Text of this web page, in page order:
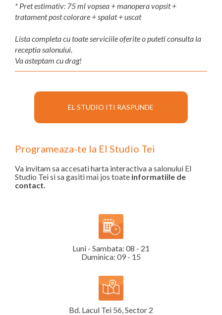
* Pret estimativ: 75 ml vopsea + manopera vopsit +
tratament post colorare + spalat + uscat
Lista completa cu toate serviciile oferite o puteti consulta la
receptia salonului.
Va asteptam cu drag!
EL STUDIO ITI RASPUNDE
Programeaza-te la El Studio Tei
Va invitam sa accesati harta interactiva a salonului El
Studio Tei si sa gasiti mai jos toate informatiile de
contact.
Luni - Sambata: 08 - 21
Duminica: 09 - 15
Bd. Lacul Tei 56, Sector 2